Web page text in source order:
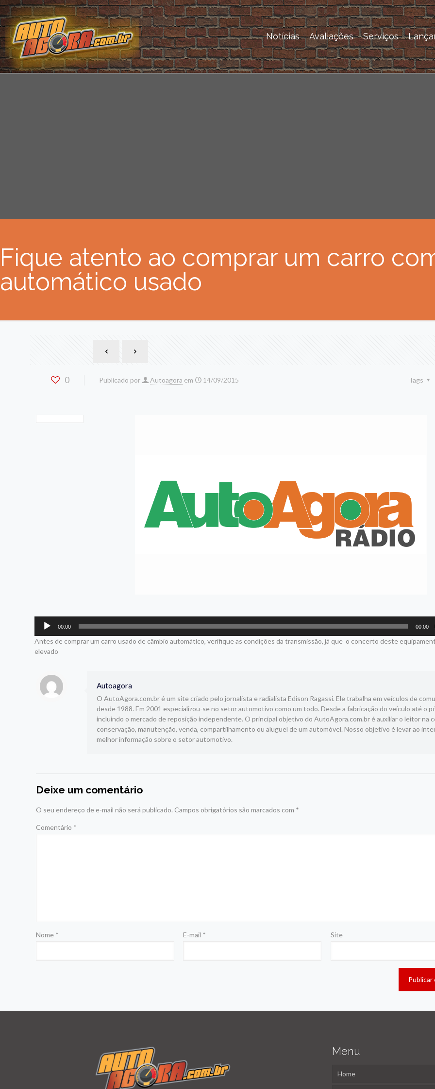
Notícias Avaliações Serviços
Fique atento ao comprar um carro
automático usado
0 Publicado por Autoagora em 14/09/2015 Tags
Tocador
áudio
00:00 00:00
Antes de comprar um carro usado de câmbio automático, verifique as condições da transmissão, já que o concerto deste
elevado
Autoagora
O AutoAgora.com.br é um site criado pelo jornalista e radialista Edison Ragassi. Ele trabalha em veículos de
desde 1988. Em 2001 especializou-se no setor automotivo como um todo. Desde a fabricação do veículo até o
incluindo o mercado de reposição independente. O principal objetivo do AutoAgora.com.br é auxiliar o leitor na
conservação, manutenção, venda, compartilhamento ou aluguel de um automóvel. Nosso objetivo é levar ao
melhor informação sobre o setor automotivo.
Deixe um comentário
O seu endereço de e-mail não será publicado. Campos obrigatórios são marcados com *
Comentário *
Nome * E-mail * Site
Menu
Home